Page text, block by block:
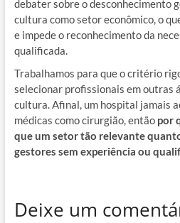
debater sobre o desconhecimento
cultura como setor econômico, o
e impede o reconhecimento da
qualificada.
Trabalhamos para que o critério
selecionar profissionais em outras
cultura. Afinal, um hospital jamais
médicas como cirurgião, então por
que um setor tão relevante
gestores sem experiência ou
Deixe um